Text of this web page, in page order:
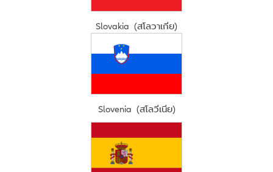
Slovakia (สโลวาเกีย)
Slovenia (สโลวีเนีย)